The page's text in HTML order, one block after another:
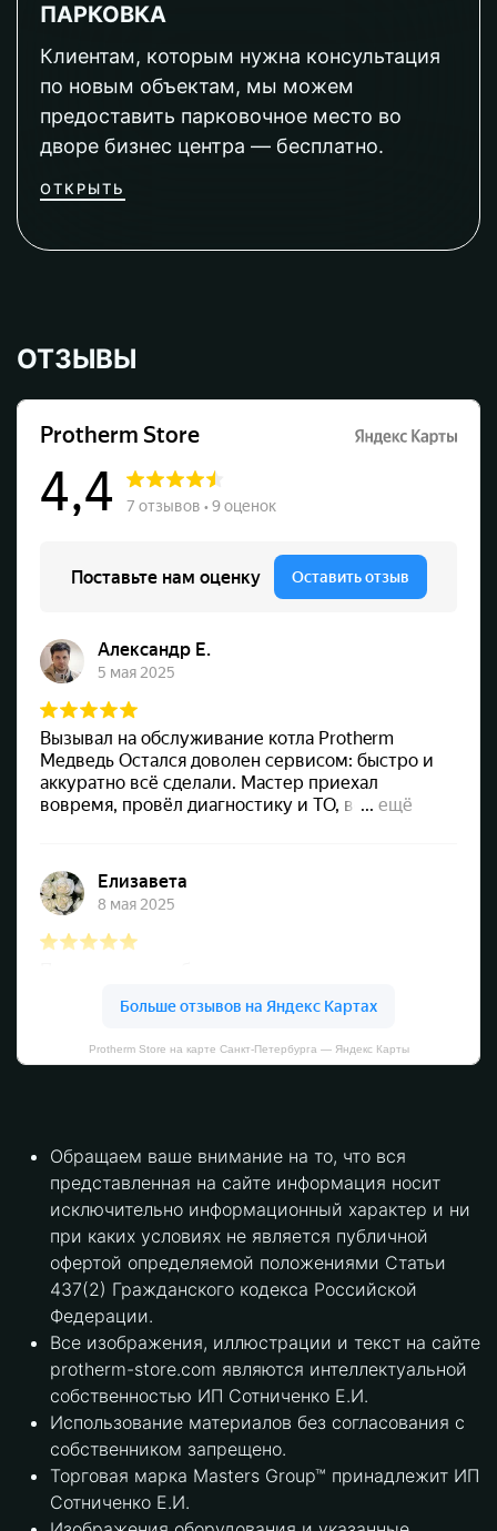
ПАРКОВКА
Клиентам, которым нужна консультация
по новым объектам, мы можем
предоставить парковочное место во
дворе бизнес центра — бесплатно.
ОТКРЫТЬ
ОТЗЫВЫ
Protherm Store на карте Санкт‑Петербурга — Яндекс Карты
Обращаем ваше внимание на то, что вся
представленная на сайте информация носит
исключительно информационный характер и ни
при каких условиях не является публичной
офертой определяемой положениями Статьи
437(2) Гражданского кодекса Российской
Федерации.
Все изображения, иллюстрации и текст на сайте
protherm-store.com являются интеллектуальной
собственностью ИП Сотниченко Е.И.
Использование материалов без согласования с
собственником запрещено.
Торговая марка Masters Group™ принадлежит ИП
Сотниченко Е.И.